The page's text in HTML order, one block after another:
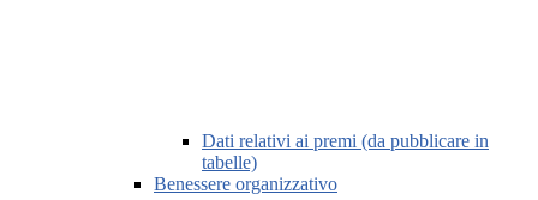
Dati relativi ai premi (da pubblicare in
tabelle)
Benessere organizzativo